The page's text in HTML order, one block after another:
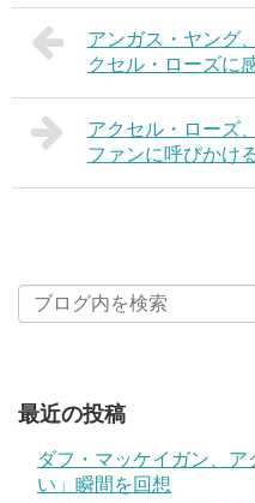
アンガス・ヤング
クセル・ローズに
アクセル・ローズ
ファンに呼びかけ
最近の投稿
ダフ・マッケイガン、
い」瞬間を回想